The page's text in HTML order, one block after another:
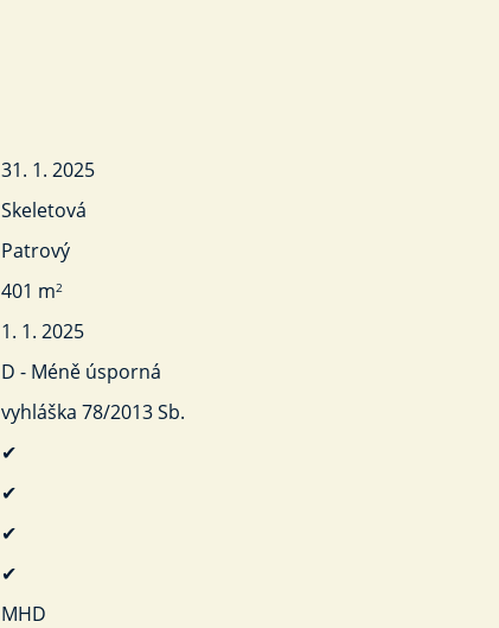
31. 1. 2025
Skeletová
Patrový
401 m2
1. 1. 2025
D - Méně úsporná
vyhláška 78/2013 Sb.
✔
✔
✔
✔
MHD